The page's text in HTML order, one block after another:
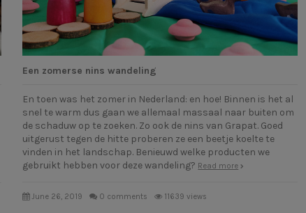
Een zomerse nins wandeling
En toen was het zomer in Nederland: en hoe! Binnen is het al
snel te warm dus gaan we allemaal massaal naar buiten om
de schaduw op te zoeken. Zo ook de nins van Grapat. Goed
uitgerust tegen de hitte proberen ze een beetje koelte te
vinden in het landschap. Benieuwd welke producten we
gebruikt hebben voor deze wandeling? Read more
June 26, 2019 0 comments 11639 views